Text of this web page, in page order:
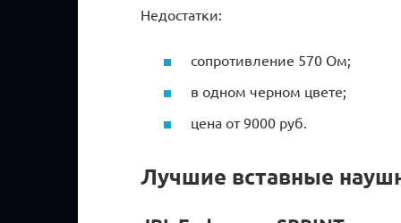
Недостатки:
сопротивление 570 Ом;
в одном черном цвете;
цена от 9000 руб.
Лучшие вставные